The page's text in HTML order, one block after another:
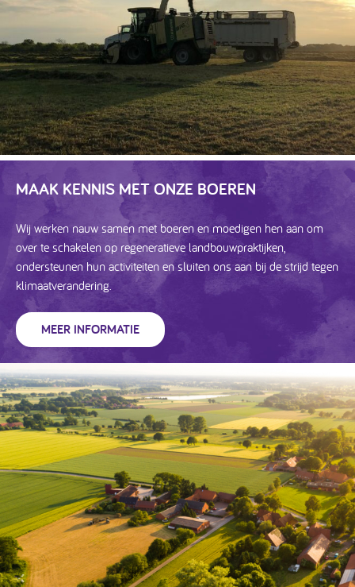
MAAK KENNIS MET ONZE BOEREN
Wij werken nauw samen met boeren en moedigen hen aan om
over te schakelen op regeneratieve landbouwpraktijken,
ondersteunen hun activiteiten en sluiten ons aan bij de strijd tegen
klimaatverandering.
MEER INFORMATIE